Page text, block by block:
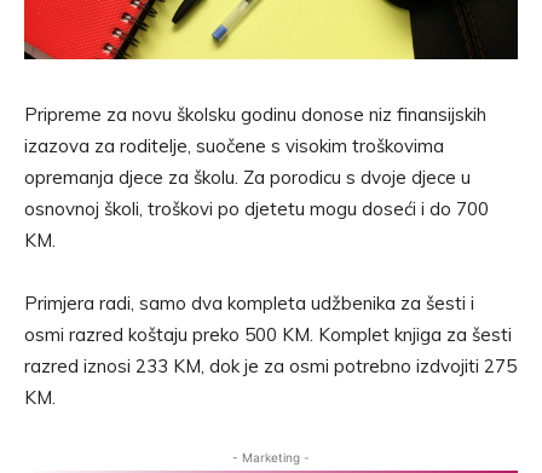
Pripreme za novu školsku godinu donose niz finansijskih
izazova za roditelje, suočene s visokim troškovima
opremanja djece za školu. Za porodicu s dvoje djece u
osnovnoj školi, troškovi po djetetu mogu doseći i do 700
KM.
Primjera radi, samo dva kompleta udžbenika za šesti i
osmi razred koštaju preko 500 KM. Komplet knjiga za šesti
razred iznosi 233 KM, dok je za osmi potrebno izdvojiti 275
KM.
- Marketing -